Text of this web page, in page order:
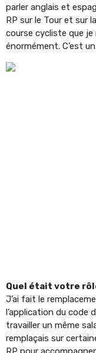
parler anglais et
RP sur le Tour et sur
course cycliste que
énormément. C’est
Quel était votre
J’ai fait le
l’application du code
travailler un même
remplaçais sur